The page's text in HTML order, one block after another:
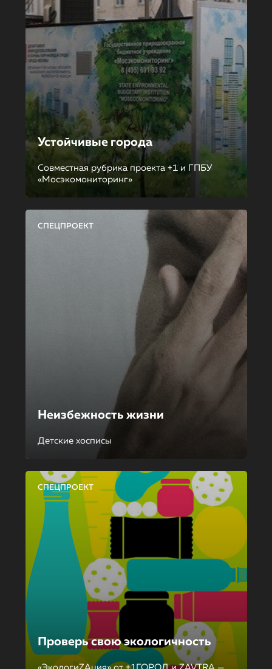
Устойчивые города
Совместная рубрика проекта +1 и ГПБУ
«Мосэкомониторинг»
СПЕЦПРОЕКТ
Неизбежность жизни
Детские хосписы
СПЕЦПРОЕКТ
Проверь свою экологичность